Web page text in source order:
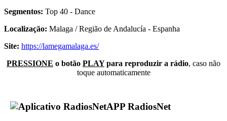
Segmentos: Top 40 - Dance
Localização: Malaga / Região de Andalucía - Espanha
Site: https://lamegamalaga.es/
PRESSIONE o botão PLAYpara reproduzir a rádio, caso não
toque automaticamente
APP RadiosNet